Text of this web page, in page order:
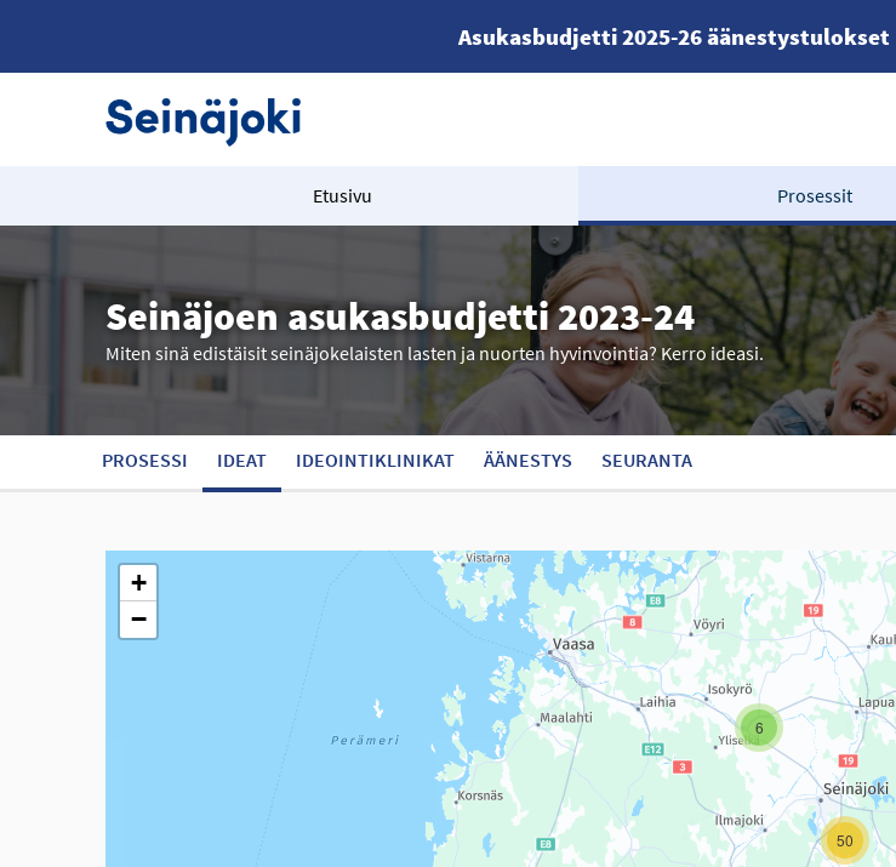
Asukasbudjetti 2025-26 äänestystulokset
Etusivu Prosessit
Seinäjoen asukasbudjetti 2023-24
Miten sinä edistäisit seinäjokelaisten lasten ja nuorten hyvinvointia? Kerro ideasi.
PROSESSI IDEAT IDEOINTIKLINIKAT ÄÄNESTYS SEURANTA
Seuraavassa elementissä on kartta, joka esittää tämän sivun tietueet karttapisteinä. Elementtiä
6
50
+
−